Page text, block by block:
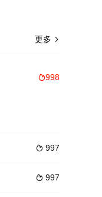
更多 
998
 997
 997